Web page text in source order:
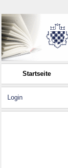
Startseite
Login